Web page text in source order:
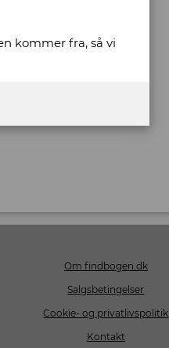
Om findbogen.dk
Salgsbetingelser
Cookie- og privatlivspolitik
Kontakt
kommer fra, så vi